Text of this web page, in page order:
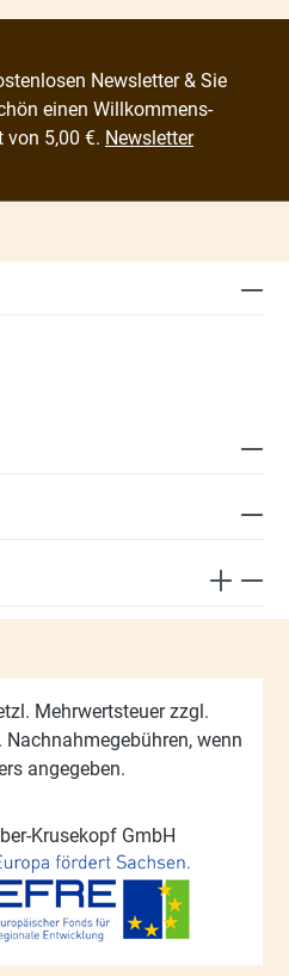
Newsletter & Sie
einen Willkommens-
von 5,00 €. Newsletter
Mehrwertsteuer zzgl.
Nachnahmegebühren, wenn
angegeben.
Krusekopf GmbH